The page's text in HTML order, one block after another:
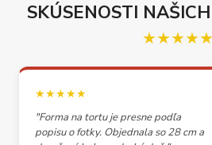
SKÚSENOSTI
★★★★★
★★★★★
"Forma na tortu je presne podľa
popisu o fotky. Objednala so 28 cm a